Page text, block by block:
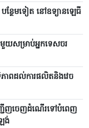
ថែមទៀត នៅឧទ្យានឡេធី
សម្រាប់អ្នកទេសចរ
ាពដល់ការផលិតនិងវេច
ជើញចេញដំណើរទៅបំពេញ
ង់